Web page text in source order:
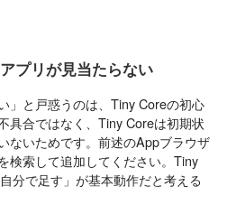
プリが見当たらない
」と戸惑うのは、Tiny Coreの初心
具合ではなく、Tiny Coreは初期状
ないためです。前述のAppブラウザ
検索して追加してください。Tiny
分で足す」が基本動作だと考える